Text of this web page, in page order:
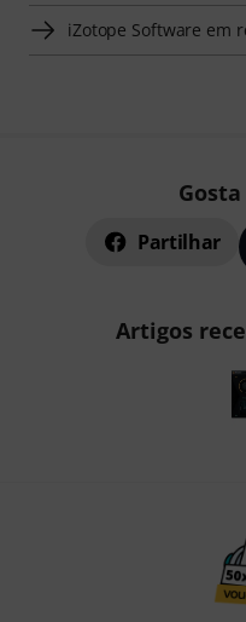
iZotope Software em
Partilhar
Artigos